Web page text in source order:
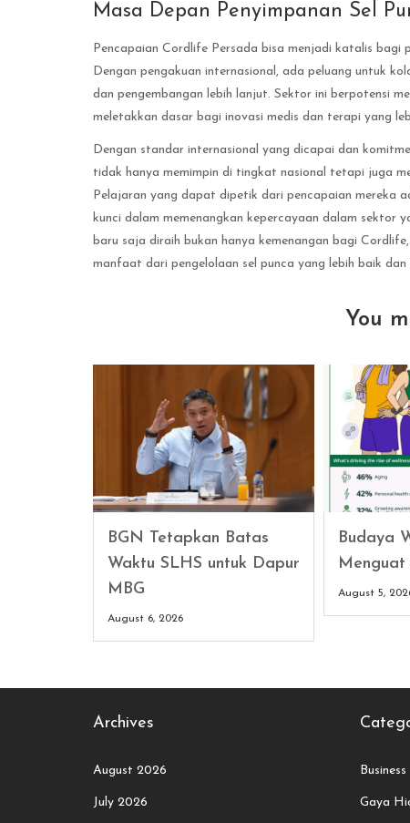
Masa Depan Penyimpanan Sel
Pencapaian Cordlife Persada bisa menjadi katalis bagi
Dengan pengakuan internasional, ada peluang untuk
dan pengembangan lebih lanjut. Sektor ini berpotensi
meletakkan dasar bagi inovasi medis dan terapi yang
Dengan standar internasional yang dicapai dan
tidak hanya memimpin di tingkat nasional tetapi juga
Pelajaran yang dapat dipetik dari pencapaian mereka
kunci dalam memenangkan kepercayaan dalam sektor
baru saja diraih bukan hanya kemenangan bagi
manfaat dari pengelolaan sel punca yang lebih baik
You
BGN Tetapkan Batas
Waktu SLHS untuk Dapur
MBG
August 6, 2026
Budaya
Menguat
August 5,
Archives
August 2026
July 2026
Business
Gaya